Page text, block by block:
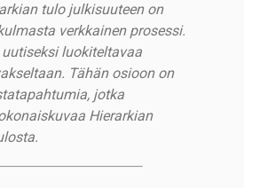
tulo julkisuuteen on
verkkainen prosessi.
luokiteltavaa
Tähän osioon on
jotka
Hierarkian